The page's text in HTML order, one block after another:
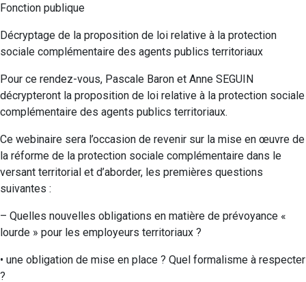
Fonction publique
Décryptage de la proposition de loi relative à la protection
sociale complémentaire des agents publics territoriaux
Pour ce rendez-vous, Pascale Baron et Anne SEGUIN
décrypteront la proposition de loi relative à la protection sociale
complémentaire des agents publics territoriaux.
Ce webinaire sera l’occasion de revenir sur la mise en œuvre de
la réforme de la protection sociale complémentaire dans le
versant territorial et d’aborder, les premières questions
suivantes :
– Quelles nouvelles obligations en matière de prévoyance «
lourde » pour les employeurs territoriaux ?
• une obligation de mise en place ? Quel formalisme à respecter
?